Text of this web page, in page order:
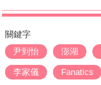
關鍵字
尹到怡
澎湖
李家儀 Fanatics